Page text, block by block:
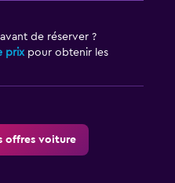
de réserver ?
prixpour obtenir les
offres voiture